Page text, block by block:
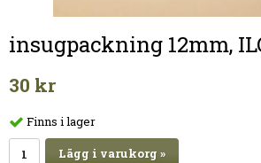
insugpackning 12mm,
30 kr
Finns i lager
Lägg i varukorg »